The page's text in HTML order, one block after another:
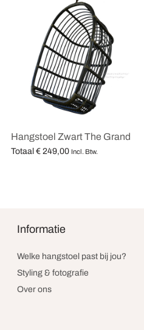
Hangstoel Zwart The Grand
Totaal € 249,00 Incl. Btw.
Informatie
Welke hangstoel past bij jou?
Styling & fotografie
Over ons